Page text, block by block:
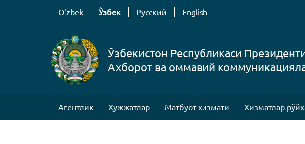
O'zbek Ўзбек Русский English
Ўзбекистон Республикаси
Ахборот ва оммавий
Агентлик Ҳужжатлар Матбуот хизмати Хизматлар